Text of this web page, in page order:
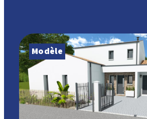
Modèle